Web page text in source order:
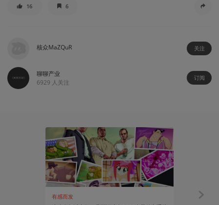
16 6
核众MaZQuR 关注
聊聊产业
6929 人关注
订阅
有感而发
聊聊产业